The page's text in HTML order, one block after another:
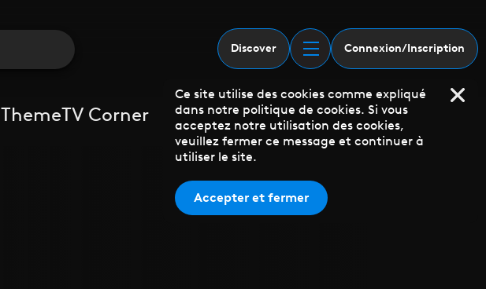
Discover Connexion/Inscription
ThemeTV Corner
Ce site utilise des cookies comme expliqué
dans notre politique de cookies. Si vous
acceptez notre utilisation des cookies,
veuillez fermer ce message et continuer à
utiliser le site.
Accepter et fermer